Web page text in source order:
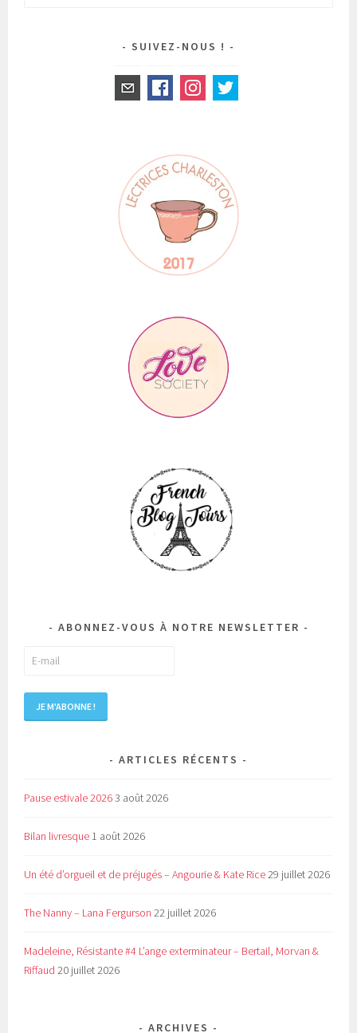
SUIVEZ-NOUS !
ABONNEZ-VOUS À NOTRE NEWSLETTER
ARTICLES RÉCENTS
Pause estivale 20263 août 2026
Bilan livresque 1 août 2026
Un été d’orgueil et de préjugés – Angourie & Kate Rice29 juillet 2026
The Nanny – Lana Fergurson 22 juillet 2026
Madeleine, Résistante #4 L’ange exterminateur – Bertail, Morvan &
Riffaud 20 juillet 2026
ARCHIVES